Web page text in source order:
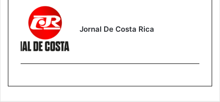
Jornal De Costa Rica